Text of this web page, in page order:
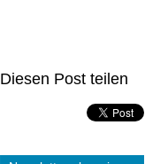
Diesen Post teilen